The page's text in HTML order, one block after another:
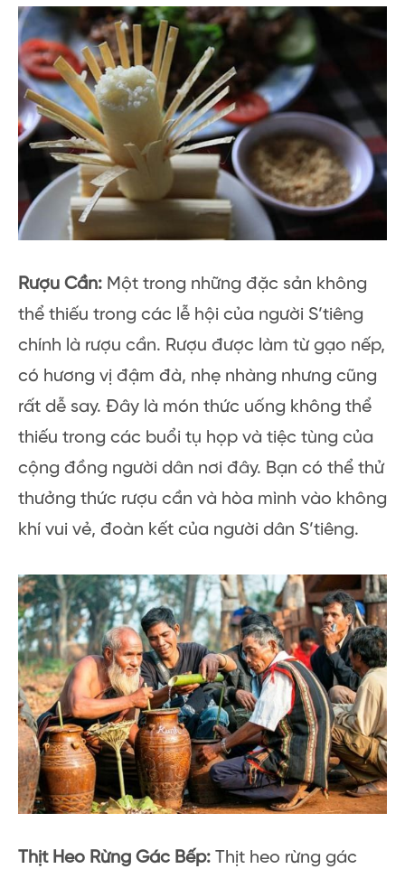
Rượu Cần: Một trong những đặc sản không
thể thiếu trong các lễ hội của người S’tiêng
chính là rượu cần. Rượu được làm từ gạo nếp,
có hương vị đậm đà, nhẹ nhàng nhưng cũng
rất dễ say. Đây là món thức uống không thể
thiếu trong các buổi tụ họp và tiệc tùng của
cộng đồng người dân nơi đây. Bạn có thể thử
thưởng thức rượu cần và hòa mình vào không
khí vui vẻ, đoàn kết của người dân S’tiêng.
Thịt Heo Rừng Gác Bếp: Thịt heo rừng gác